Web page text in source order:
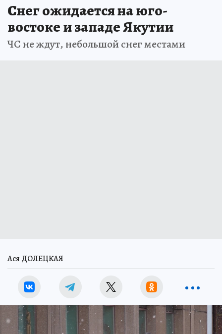
Снег ожидается на юго-
востоке и западе Якутии
ЧС не ждут, небольшой снег местами
Ася ДОЛЕЦКАЯ